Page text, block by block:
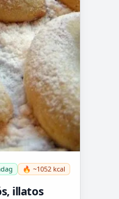
🔥 ~1052 kcal
illatos